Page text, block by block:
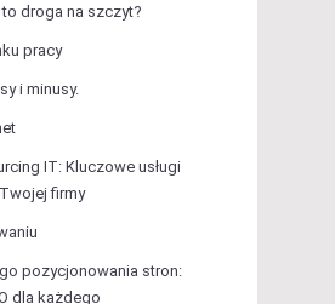
to droga na szczyt?
pracy
i minusy.
IT: Kluczowe usługi
firmy
pozycjonowania stron:
dla każdego